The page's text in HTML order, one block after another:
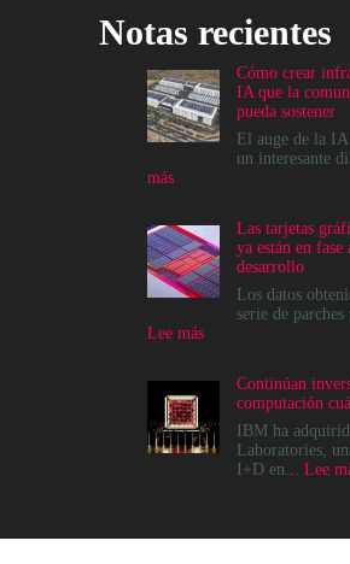
Notas recientes
Cómo crear
IA que la
pueda sostener
El auge de la
un interesante
más:
infraestructuras
de
IA
que
comunidad
Las tarjetas
ya están en fase
desarrollo
Los datos
serie de parches
Lee más:
gráficas
RDNA
5
ya
de
Continúan
computación
IBM ha
Laboratories,
I+D en... Lee